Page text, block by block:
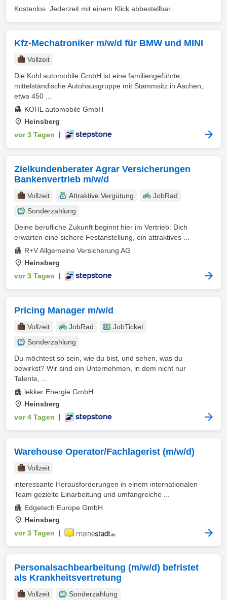
Kostenlos. Jederzeit mit einem Klick abbestellbar.
Kfz-Mechatroniker m/w/d für BMW und MINI
Vollzeit
Die Kohl automobile GmbH ist eine familiengeführte,
mittelständische Autohausgruppe mit Stammsitz in Aachen,
etwa 450 ...
KOHL automobile GmbH
Heinsberg
vor 3 Tagen
Zielkundenberater Agrar Versicherungen
Bankenvertrieb m/w/d
Vollzeit Attraktive Vergütung
JobRad
Sonderzahlung
Deine berufliche Zukunft beginnt hier im Vertrieb: Dich
erwarten eine sichere Festanstellung, ein attraktives ...
R+V Allgemeine Versicherung AG
Heinsberg
vor 3 Tagen
Pricing Manager m/w/d
Vollzeit JobRad
JobTicket
Sonderzahlung
Du möchtest so sein, wie du bist, und sehen, was du
bewirkst? Wir sind ein Unternehmen, in dem nicht nur
Talente, ...
lekker Energie GmbH
Heinsberg
vor 4 Tagen
Warehouse Operator/Fachlagerist (m/w/d)
Vollzeit
interessante Herausforderungen in einem internationalen
Team gezielte Einarbeitung und umfangreiche ...
Edgetech Europe GmbH
Heinsberg
vor 3 Tagen
Personalsachbearbeitung (m/w/d) befristet
als Krankheitsvertretung
Vollzeit
Sonderzahlung